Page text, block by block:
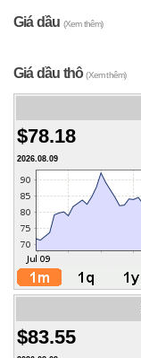
Giá dầu (Xem thêm)
Giá dầu thô(Xem thêm)
$78.18
2026.08.09
$83.55